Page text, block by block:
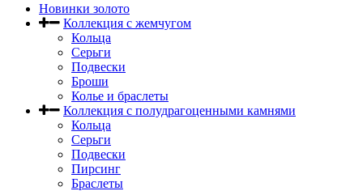
Новинки золото
Коллекция с жемчугом
Кольца
Серьги
Подвески
Броши
Колье и браслеты
Коллекция с полудрагоценными камнями
Кольца
Серьги
Подвески
Пирсинг
Браслеты